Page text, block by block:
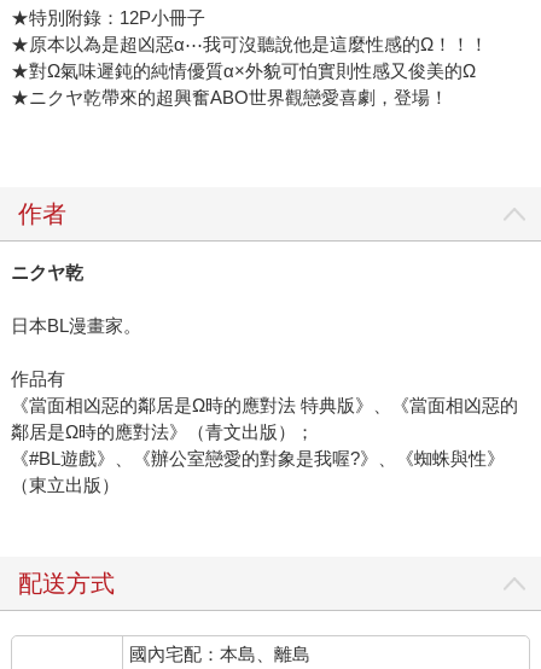
★特別附錄：12P小冊子
★原本以為是超凶惡α⋯我可沒聽說他是這麼性感的Ω！！！
★對Ω氣味遲鈍的純情優質α×外貌可怕實則性感又俊美的Ω
★ニクヤ乾帶來的超興奮ABO世界觀戀愛喜劇，登場！
作者
ニクヤ乾
日本BL漫畫家。
作品有
《當面相凶惡的鄰居是Ω時的應對法 特典版》、《當面相凶惡的
鄰居是Ω時的應對法》（青文出版）；
《#BL遊戲》、《辦公室戀愛的對象是我喔?》、《蜘蛛與性》
（東立出版）
配送方式
國內宅配：本島、離島